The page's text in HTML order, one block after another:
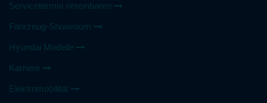
Servicetermin vereinbaren
Fahrzeug-Showroom
Hyundai Modelle
Karriere
Elektromobilität